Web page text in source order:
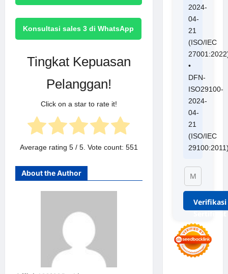
Konsultasi sales 3 di WhatsApp
Tingkat Kepuasan
Pelanggan!
Click on a star to rate it!
Average rating 5/ 5. Vote count: 551
About the Author
2024-
04-
21
(ISO/IEC
•
DFN-
ISO29100-
2024-
04-
21
(ISO/IEC
Verifikasi
Sertifikat